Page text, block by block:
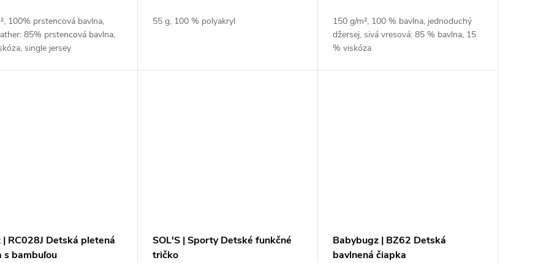
100% prstencová bavlna,
85% prstencová bavlna,
single jersey
55 g, 100 % polyakryl
150 g/m², 100 % bavlna, jednoduchý
džersej, sivá vresová: 85 % bavlna, 15
% viskóza
| RC028J Detská pletená
s bambuľou
SOL'S | Sporty Detské funkčné
tričko
Babybugz | BZ62 Detská
bavlnená čiapka